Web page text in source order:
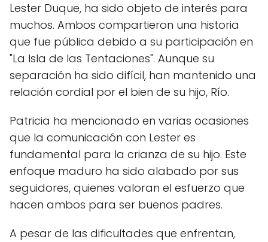
Lester Duque, ha sido objeto de interés para
muchos. Ambos compartieron una historia
que fue pública debido a su participación en
"La Isla de las Tentaciones". Aunque su
separación ha sido difícil, han mantenido una
relación cordial por el bien de su hijo, Río.
Patricia ha mencionado en varias ocasiones
que la comunicación con Lester es
fundamental para la crianza de su hijo. Este
enfoque maduro ha sido alabado por sus
seguidores, quienes valoran el esfuerzo que
hacen ambos para ser buenos padres.
A pesar de las dificultades que enfrentan,